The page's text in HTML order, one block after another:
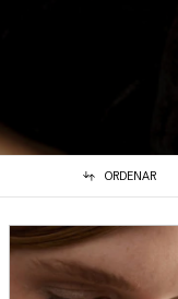
ORDENAR